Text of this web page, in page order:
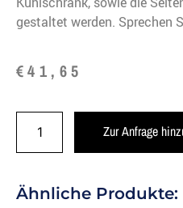
gestaltet werden. Sprechen
€41,65
Zur Anfrage
Ähnliche Produkte: